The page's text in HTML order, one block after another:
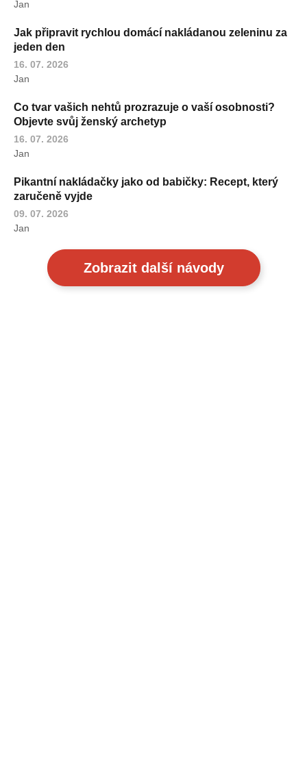
Jan
Jak připravit rychlou domácí nakládanou zeleninu za
jeden den
16. 07. 2026
Jan
Co tvar vašich nehtů prozrazuje o vaší osobnosti?
Objevte svůj ženský archetyp
16. 07. 2026
Jan
Pikantní nakládačky jako od babičky: Recept, který
zaručeně vyjde
09. 07. 2026
Jan
Zobrazit další návody